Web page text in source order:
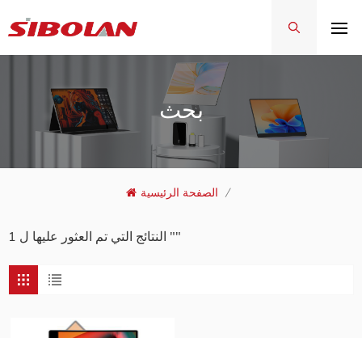
بحث
الصفحة الرئيسية /
1 النتائج التي تم العثور عليها ل ""